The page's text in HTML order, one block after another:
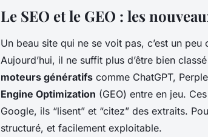
Le SEO et le GEO : les
Un beau site qui ne se voit pas, c’est un
Aujourd’hui, il ne suffit plus d’être bien
moteurs génératifs comme ChatGPT,
Engine Optimization (GEO) entre en jeu.
Google, ils “lisent” et “citez” des extraits.
structuré, et facilement exploitable.